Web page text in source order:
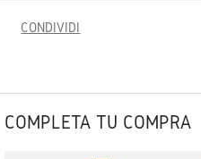
CONDIVIDI
COMPLETA TU COMPRA